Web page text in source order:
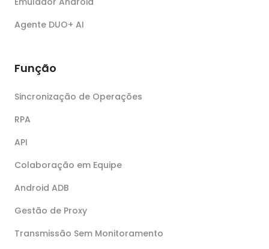
Agente DUO+ AI
Função
Sincronização de Operações
RPA
API
Colaboração em Equipe
Android ADB
Gestão de Proxy
Transmissão Sem Monitoramento